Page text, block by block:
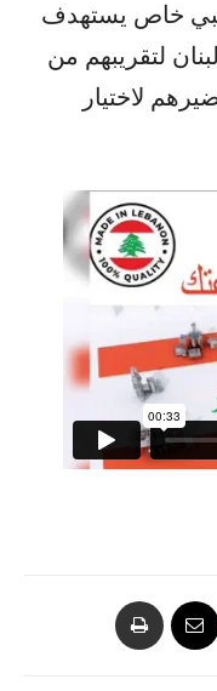
خاص يستهدف
لتقريبهم من
لاختيار